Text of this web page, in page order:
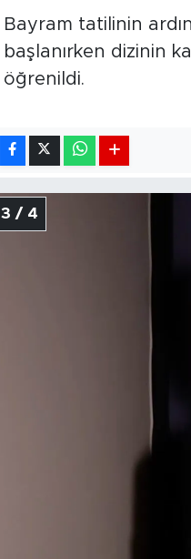
Bayram tatilinin
başlanırken dizinin
öğrenildi.
3 / 4